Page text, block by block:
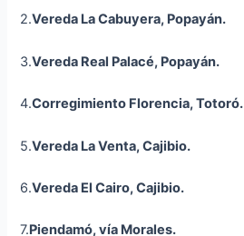
2.Vereda La Cabuyera, Popayán.
3.Vereda Real Palacé, Popayán.
4.Corregimiento Florencia, Totoró.
5.Vereda La Venta,Cajibio.
6.Vereda El Cairo,Cajibio.
7.Piendamó, vía Morales.